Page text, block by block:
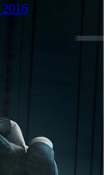
2016